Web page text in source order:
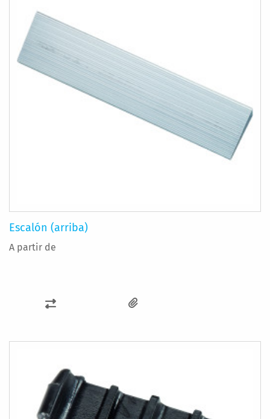
Escalón (arriba)
A partir de
AÑADIR
COMPARAR